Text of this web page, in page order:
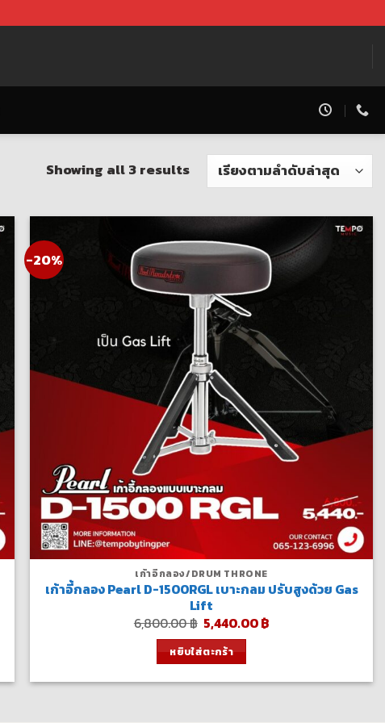
Showing all 3 results
-20%
เก้าอี้กลอง/DRUM THRONE
เก้าอี้กลอง Pearl D-1500RGL เบาะกลม ปรับสูงด้วย Gas
Lift
6,800.00฿ Original
price
was:
6,800.00 ฿.
5,440.00฿Current
หยิบใส่ตะกร้า